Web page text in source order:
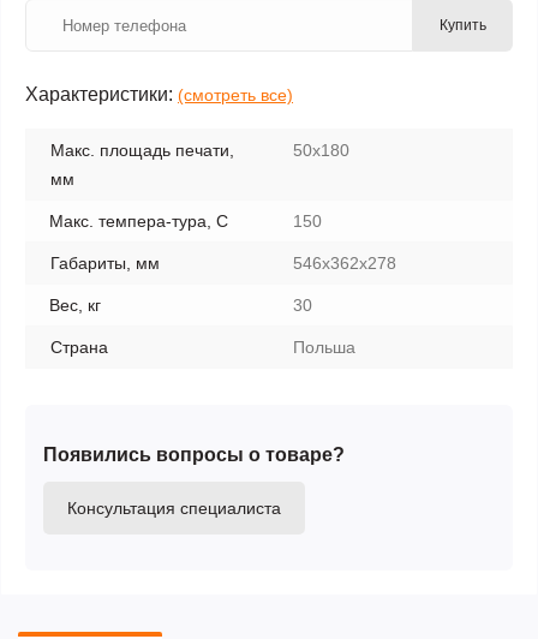
Купить
Характеристики: (смотреть все)
Макс. площадь печати,
мм
50х180
Макс. темпера-тура, С 150
Габариты, мм 546х362х278
Вес, кг 30
Страна Польша
Появились вопросы о товаре?
Консультация специалиста